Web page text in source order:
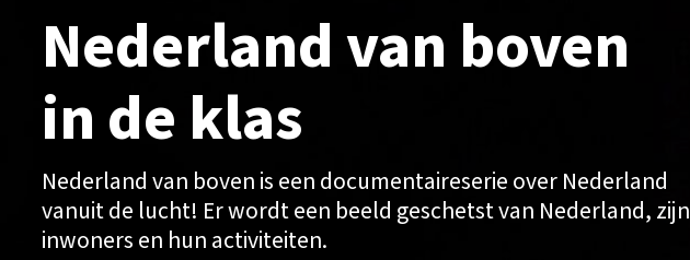
Nederland van boven
in de klas
Nederland van boven is een documentaireserie over Nederland
vanuit de lucht! Er wordt een beeld geschetst van Nederland, zijn
inwoners en hun activiteiten.